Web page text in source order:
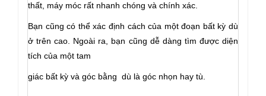
thất, máy móc rất nhanh chóng và chính xác.
Bạn cũng có thể xác định cách của một đoạn bất kỳ dù
ở trên cao. Ngoài ra, bạn cũng dễ dàng tìm được diện
tích của một tam
giác bất kỳ và góc bằng dù là góc nhọn hay tù.